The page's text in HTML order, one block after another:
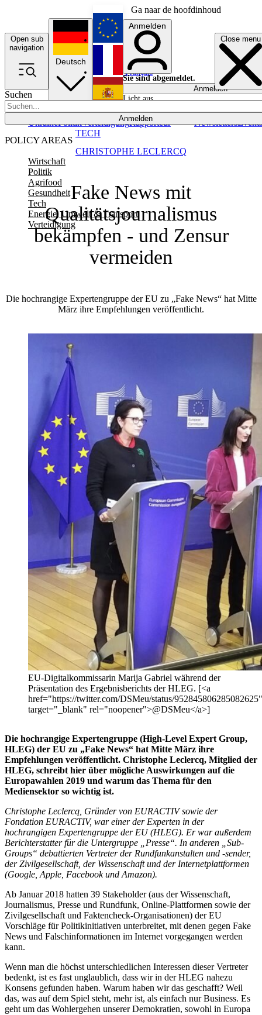
Ga naar de hoofdinhoud
Open sub
navigation
Close menu
Suchen
Anmelden
POLICY AREAS
Wirtschaft
Politik
Agrifood
Gesundheit
Tech
Energie, Umwelt & Transport
Verteidigung
UkrainePolitikVerteidigungRapporteur NewslettersEvents
Deutsch
English
Français
Anmelden
Sie sind abgemeldet.
Anmelden
Licht aus
Fake News mit
Qualitätsjournalismus
bekämpfen - und Zensur
vermeiden
Die hochrangige Expertengruppe der EU zu „Fake News“ hat Mitte
März ihre Empfehlungen veröffentlicht.
CHRISTOPHE LECLERCQ
TECH
EU-Digitalkommissarin Marija Gabriel während der
Präsentation des Ergebnisberichts der HLEG. [<a
href="https://twitter.com/DSMeu/status/952845806285082625"
target="_blank" rel="noopener">@DSMeu</a>]
Die hochrangige Expertengruppe (High-Level Expert Group,
HLEG) der EU zu „Fake News“ hat Mitte März ihre
Empfehlungen veröffentlicht. Christophe Leclercq, Mitglied der
HLEG, schreibt hier über mögliche Auswirkungen auf die
Europawahlen 2019 und warum das Thema für den
Mediensektor so wichtig ist.
Christophe Leclercq, Gründer von EURACTIV sowie der
Fondation EURACTIV, war einer der Experten in der
hochrangigen Expertengruppe der EU (HLEG). Er war außerdem
Berichterstatter für die Untergruppe „Presse“. In anderen „Sub-
Groups“ debattierten Vertreter der Rundfunkanstalten und -sender,
der Zivilgesellschaft, der Wissenschaft und der Internetplattformen
(Google, Apple, Facebook und Amazon).
Ab Januar 2018 hatten 39 Stakeholder (aus der Wissenschaft,
Journalismus, Presse und Rundfunk, Online-Plattformen sowie der
Zivilgesellschaft und Faktencheck-Organisationen) der EU
Vorschläge für Politikinitiativen unterbreitet, mit denen gegen Fake
News und Falschinformationen im Internet vorgegangen werden
kann.
Wenn man die höchst unterschiedlichen Interessen dieser Vertreter
bedenkt, ist es fast unglaublich, dass wir in der HLEG nahezu
Konsens gefunden haben. Warum haben wir das geschafft? Weil
das, was auf dem Spiel steht, mehr ist, als einfach nur Business. Es
geht um das Wohlergehen unserer Demokratien, sowohl in Europa